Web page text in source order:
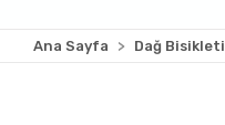
Ana Sayfa Dağ Bisikleti